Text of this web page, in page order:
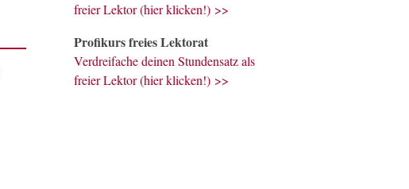
freier Lektor (hier klicken!) >>
Profikurs freies Lektorat
Verdreifache deinen Stundensatz als
freier Lektor (hier klicken!) >>